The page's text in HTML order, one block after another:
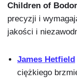
Children of
precyzji i
jakości i
James Hetfield
ciężkiego